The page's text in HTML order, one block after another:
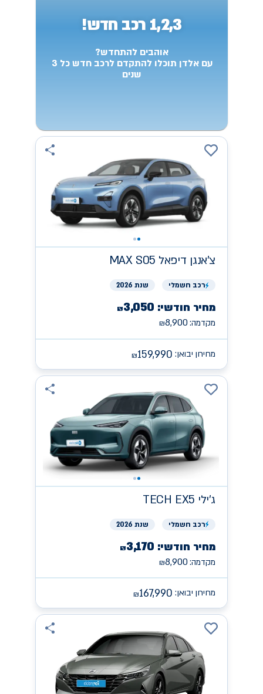
1,2,3 רכב חדש!
אוהבים להתחדש?
עם אלדן תוכלו להתקדם לרכב חדש כל 3
שנים
צ'אנגן MAX S05 דיפאל
רכב חשמלי שנת 2026
מחיר חודשי: ₪3,050
מקדמה: ₪8,900
מחירון יבואן: ₪159,990
ג'ילי TECH EX5
רכב חשמלי שנת 2026
מחיר חודשי: ₪3,170
מקדמה: ₪8,900
מחירון יבואן: ₪167,990